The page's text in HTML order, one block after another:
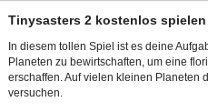
Tinysasters 2 kostenlos spielen
In diesem tollen Spiel ist es deine
Planeten zu bewirtschaften, um eine
erschaffen. Auf vielen kleinen Planeten
versuchen.